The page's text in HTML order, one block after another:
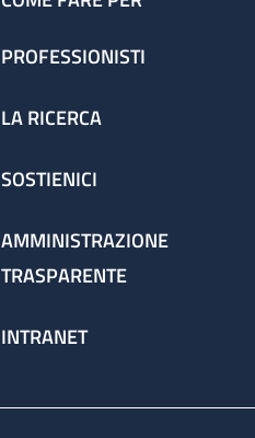
PROFESSIONISTI
LA RICERCA
SOSTIENICI
AMMINISTRAZIONE
TRASPARENTE
INTRANET